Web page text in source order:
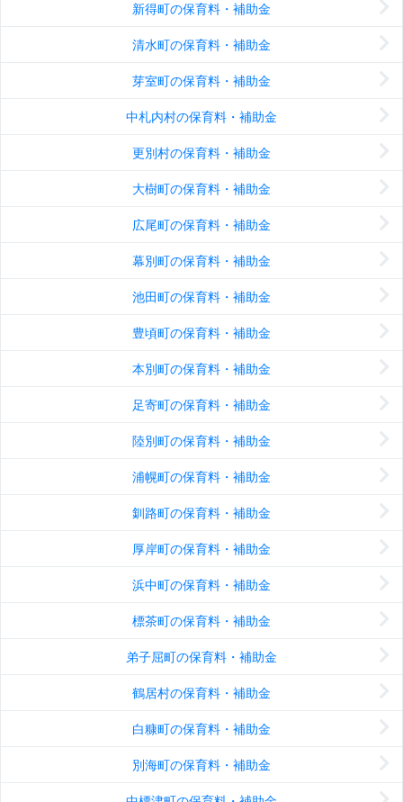
新得町の保育料・補助金
清水町の保育料・補助金
芽室町の保育料・補助金
中札内村の保育料・補助金
更別村の保育料・補助金
大樹町の保育料・補助金
広尾町の保育料・補助金
幕別町の保育料・補助金
池田町の保育料・補助金
豊頃町の保育料・補助金
本別町の保育料・補助金
足寄町の保育料・補助金
陸別町の保育料・補助金
浦幌町の保育料・補助金
釧路町の保育料・補助金
厚岸町の保育料・補助金
浜中町の保育料・補助金
標茶町の保育料・補助金
弟子屈町の保育料・補助金
鶴居村の保育料・補助金
白糠町の保育料・補助金
別海町の保育料・補助金